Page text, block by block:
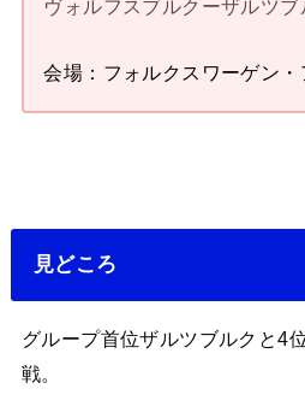
ヴォルフスブルクーザルツブ
会場：フォルクスワーゲン・
見どころ
グループ首位ザルツブルクと4
戦。